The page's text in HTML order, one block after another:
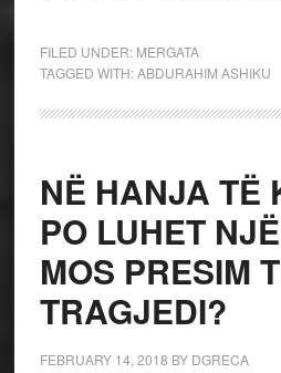
FILED UNDER: MERGATA
TAGGED WITH:ABDURAHIM ASHIKU
NË HANJA TË
PO LUHET
MOS PRESIM
TRAGJEDI?
FEBRUARY 14, 2018 BY DGRECA